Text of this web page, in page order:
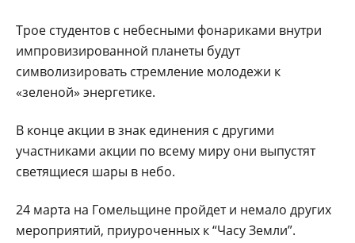
Трое студентов с небесными фонариками внутри
импровизированной планеты будут
символизировать стремление молодежи к
«зеленой» энергетике.
В конце акции в знак единения с другими
участниками акции по всему миру они выпустят
светящиеся шары в небо.
24 марта на Гомельщине пройдет и немало других
мероприятий, приуроченных к “Часу Земли”.